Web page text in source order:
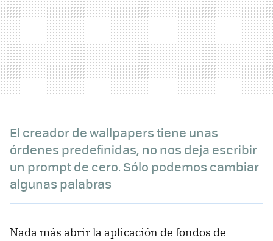
El creador de wallpapers tiene unas
órdenes predefinidas, no nos deja escribir
un prompt de cero. Sólo podemos cambiar
algunas palabras
Nada más abrir la aplicación de fondos de